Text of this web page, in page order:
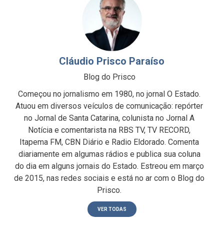
Cláudio Prisco Paraíso
Blog do Prisco
Começou no jornalismo em 1980, no jornal O Estado.
Atuou em diversos veículos de comunicação: repórter
no Jornal de Santa Catarina, colunista no Jornal A
Notícia e comentarista na RBS TV, TV RECORD,
Itapema FM, CBN Diário e Radio Eldorado. Comenta
diariamente em algumas rádios e publica sua coluna
do dia em alguns jornais do Estado. Estreou em março
de 2015, nas redes sociais e está no ar com o Blog do
Prisco.
VER TODAS